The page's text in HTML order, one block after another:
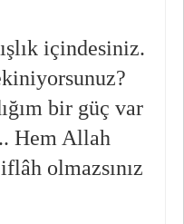
içindesiniz.
bir güç var
Hem Allah
olmazsınız